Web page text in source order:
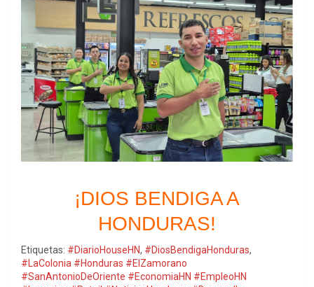
¡DIOS BENDIGA A
HONDURAS!
Etiquetas: #DiarioHouseHN, #DiosBendigaHonduras,
#LaColonia #Honduras #ElZamorano
#SanAntonioDeOriente #EconomiaHN #EmpleoHN